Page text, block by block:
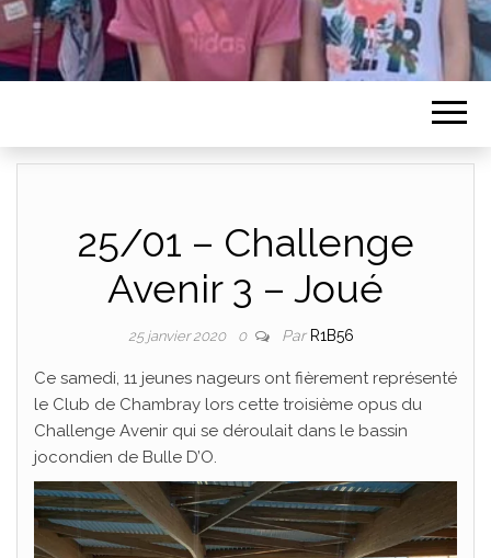
25/01 – Challenge
Avenir 3 – Joué
25 janvier 2020 0 Par R1B56
Ce samedi, 11 jeunes nageurs ont fièrement représenté
le Club de Chambray lors cette troisième opus du
Challenge Avenir qui se déroulait dans le bassin
jocondien de Bulle D’O.